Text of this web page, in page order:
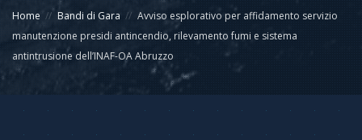
Home Bandi di Gara
Avviso esplorativo per affidamento servizio
manutenzione presidi antincendio, rilevamento fumi e sistema
antintrusione dell’INAF-OA Abruzzo